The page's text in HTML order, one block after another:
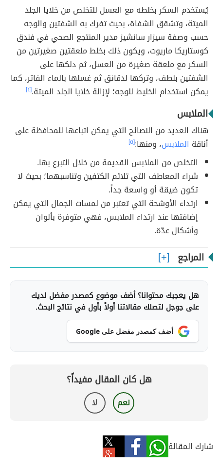
يُستخدم السكر بخلطه مع العسل للتخلص من خلايا الجلد
الميتة، وتشقق الشفاة، بحيث تفرك به الشفتين والوجه
حسب وصفة سيزار سانشيز مدير المنتجع الصحي في فندق
كوستاريكا ماريوت، ويكون ذلك بخلط ملعقتين صغيرتين من
السكر مع ملعقة صغيرة من العسل، ثم دلكها على
الشفتين بلطف، وتركها لدقائق ثم غسلها بالماء الفاتر، كما
يمكن استخدام الخليط للوجه؛ لإزالة خلايا الجلد الميتة.[٤]
الملابس
هناك العديد من النصائح التي يمكن اتباعها للمحافظة على
أناقة الملابس، ومنها:[٥]
التخلص من الملابس القديمة من خلال التبرع بها.
شراء المعاطف التي تلائم الكتفين وتناسبهما؛ بحيث لا
تكون ضيقة أو واسعة جداً.
ارتداء الأوشحة التي تعتبر من لمسات الجمال التي يمكن
إضافتها عند ارتداء الملابس، فهي متوفرة بألوان
وأشكال عدّة.
المراجع
هل يعجبك محتوانا؟ أضف موضوع كمصدر مفضل لديك
على جوجل لتصلك مقالاتنا أولاً بأول في نتائج البحث.
أضف كمصدر مفضل على Google
هل كان المقال مفيداً؟
نعم لا
شارك المقالة